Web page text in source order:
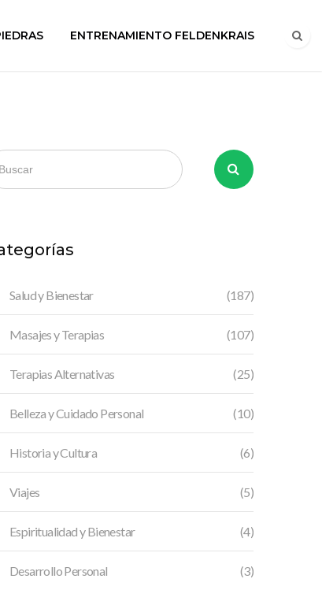
ENTRENAMIENTO FELDENKRAIS
Salud y Bienestar (187)
Masajes y Terapias (107)
Terapias Alternativas (25)
Belleza y Cuidado Personal (10)
Historia y Cultura (6)
Viajes (5)
Espiritualidad y Bienestar (4)
Desarrollo Personal (3)